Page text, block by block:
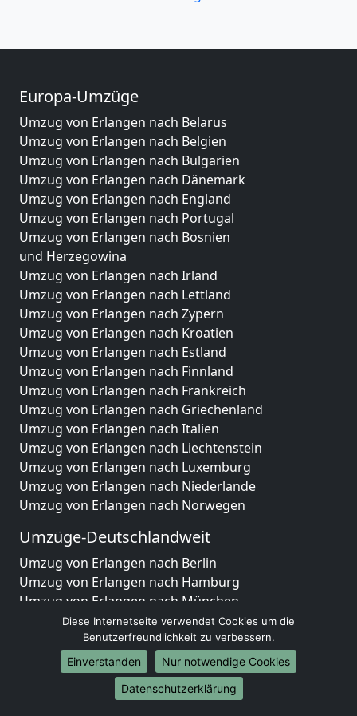
Europa-Umzüge
Umzug von Erlangen nach Belarus
Umzug von Erlangen nach Belgien
Umzug von Erlangen nach Bulgarien
Umzug von Erlangen nach Dänemark
Umzug von Erlangen nach England
Umzug von Erlangen nach Portugal
Umzug von Erlangen nach Bosnien
und Herzegowina
Umzug von Erlangen nach Irland
Umzug von Erlangen nach Lettland
Umzug von Erlangen nach Zypern
Umzug von Erlangen nach Kroatien
Umzug von Erlangen nach Estland
Umzug von Erlangen nach Finnland
Umzug von Erlangen nach Frankreich
Umzug von Erlangen nach Griechenland
Umzug von Erlangen nach Italien
Umzug von Erlangen nach Liechtenstein
Umzug von Erlangen nach Luxemburg
Umzug von Erlangen nach Niederlande
Umzug von Erlangen nach Norwegen
Umzüge-Deutschlandweit
Umzug von Erlangen nach Berlin
Umzug von Erlangen nach Hamburg
Umzug von Erlangen nach München
Umzug von Erlangen nach Köln
Umzug von Erlangen nach Frankfurt am Main
Umzug von Erlangen nach Stuttgart
Umzug von Erlangen nach Düsseldorf
Umzug von Erlangen nach Leipzig
Diese Internetseite verwendet Cookies um die
Benutzerfreundlichkeit zu verbessern.
Einverstanden
Nur notwendige Cookies
Datenschutzerklärung